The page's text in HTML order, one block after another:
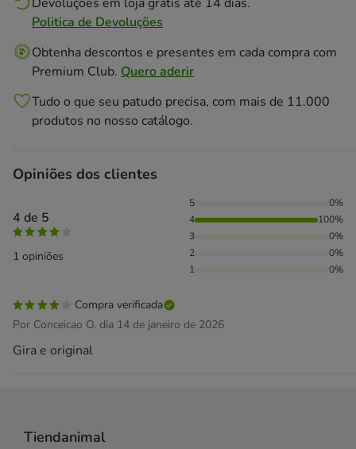
Politica de Devoluções
Obtenha descontos e presentes em cada compra com
Premium Club. Quero aderir
Tudo o que seu patudo precisa, com mais de 11.000
produtos no nosso catálogo.
Opiniões dos clientes
4 de 5
1 opiniões
100% das pessoas avaliaram com 4 estrelas,
5
0%
4
100%
3
0%
2
0%
1
0%
Compra verificada
Por Conceicao O. dia 14 de janeiro de 2026
Gira e original
Tiendanimal